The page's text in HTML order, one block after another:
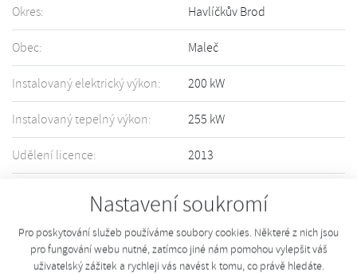
Nastavení soukromí
Pro poskytování služeb používáme soubory cookies. Některé z nich jsou
pro fungování webu nutné, zatímco jiné nám pomohou vylepšit váš
uživatelský zážitek a rychleji vás navést k tomu, co právě hledáte.
Okres: Havlíčkův Brod
Obec: Maleč
Instalovaný elektrický výkon: 200 kW
Instalovaný tepelný výkon: 255 kW
Udělení licence: 2013
více informací
Informace o Vašem zařízení nejsou přesné či úplné? Upravte informace
pomocí tohotoformuláře .